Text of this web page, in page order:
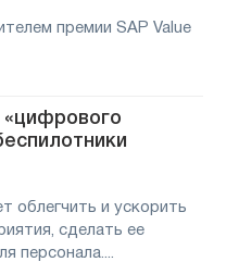
премии SAP Value
облегчить и ускорить
сделать ее
персонала....